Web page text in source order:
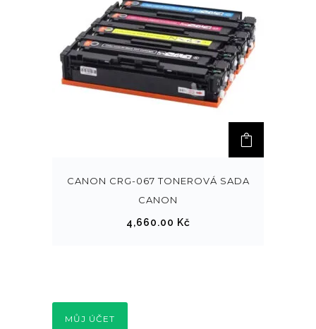
CANON CRG-067 TONEROVÁ SADA
CANON
4,660.00 Kč
MŮJ ÚČET